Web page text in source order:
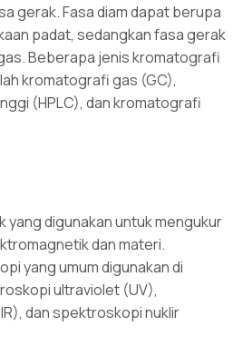
gerak. Fasa diam dapat berupa
padat, sedangkan fasa gerak
Beberapa jenis kromatografi
kromatografi gas (GC),
(HPLC), dan kromatografi
yang digunakan untuk mengukur
dan materi.
yang umum digunakan di
ultraviolet (UV),
dan spektroskopi nuklir